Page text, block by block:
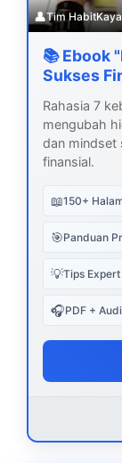
👤Tim HabitKaya
📚 Ebook
Sukses
Rahasia 7
mengubah
dan mindset
finansial.
📖150+
🎯Panduan
💡Tips Expert
🎧PDF +